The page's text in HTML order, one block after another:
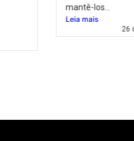
Uma das
por...